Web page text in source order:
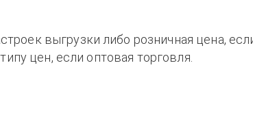
выгрузки либо розничная цена,
цен, если оптовая торговля.